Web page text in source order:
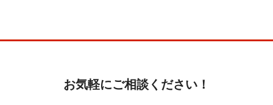
お気軽にご相談ください！